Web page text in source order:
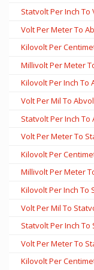
Statvolt Per Inch To
Volt Per Meter To
Kilovolt Per
Millivolt Per Meter
Kilovolt Per Inch To
Volt Per Mil To
Statvolt Per Inch
Volt Per Meter To
Kilovolt Per
Millivolt Per Meter
Kilovolt Per Inch To
Volt Per Mil To
Statvolt Per Inch
Volt Per Meter To
Kilovolt Per